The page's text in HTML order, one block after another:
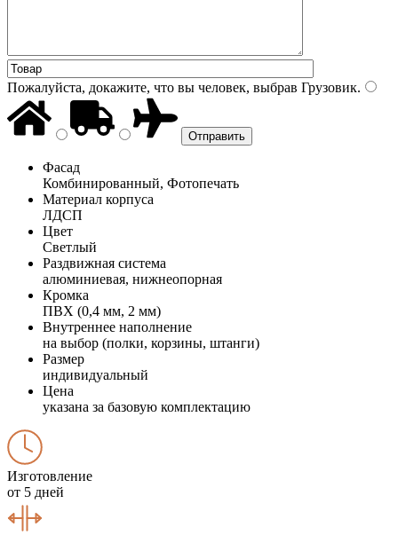
Пожалуйста, докажите, что вы человек, выбрав Грузовик.
Фасад
Комбинированный, Фотопечать
Материал корпуса
ЛДСП
Цвет
Светлый
Раздвижная система
алюминиевая, нижнеопорная
Кромка
ПВХ (0,4 мм, 2 мм)
Внутреннее наполнение
на выбор (полки, корзины, штанги)
Размер
индивидуальный
Цена
указана за базовую комплектацию
Изготовление
от 5 дней